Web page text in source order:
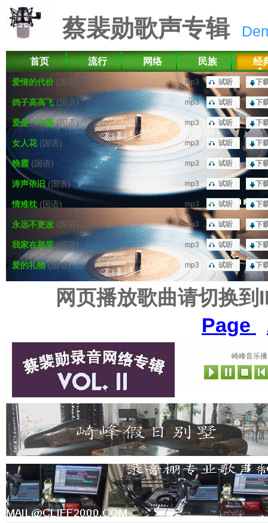
蔡裴勋歌声专辑
首页 流行 网络 民族 经
爱情的代价(国语)
鸽子高高飞(国语)
爱是一个圆(国语)
女人花(国语)
晚霞(国语)
涛声依旧 (国语)
情难枕 (国语)
永远不更改(国语)
我家在那里(国语)
爱的礼物(国语)
下
下
下
下
下
下
下
下
下
下
mp3 试听
mp3 试听
mp3 试听
mp3 试听
mp3 试听
mp3 试听
mp3 试听
mp3 试听
mp3 试听
mp3 试听
网页播放歌曲请切换
Page
崎峰音乐